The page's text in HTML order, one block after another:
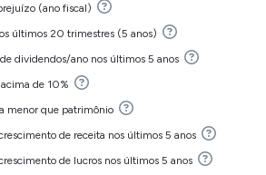
(ano fiscal)
últimos 20 trimestres (5 anos)
dividendos/ano nos últimos 5 anos
de 10%
menor que patrimônio
de receita nos últimos 5 anos
de lucros nos últimos 5 anos